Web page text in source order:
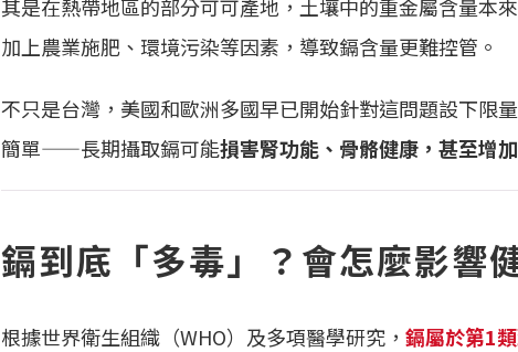
其是在熱帶地區的部分可可產地，土壤中的重金屬含量本
加上農業施肥、環境污染等因素，導致鎘含量更難控管。
不只是台灣，美國和歐洲多國早已開始針對這問題設下限
簡單——長期攝取鎘可能損害腎功能、骨骼健康，甚至增
鎘到底「多毒」？會怎麼影響
根據世界衛生組織（WHO）及多項醫學研究， 鎘屬於第1